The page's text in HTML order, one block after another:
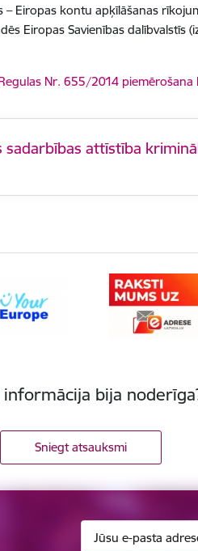
Eiropas kontu apķīlāšanas
Eiropas Savienības dalībvalstīs
Nr. 655/2014 piemērošana
sadarbības attīstība
informācija bija
Sniegt atsauksmi